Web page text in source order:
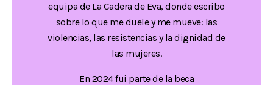
equipa de La Cadera de Eva, donde escribo
sobre lo que me duele y me mueve: las
violencias, las resistencias y la dignidad de
las mujeres.
En 2024 fui parte de la beca